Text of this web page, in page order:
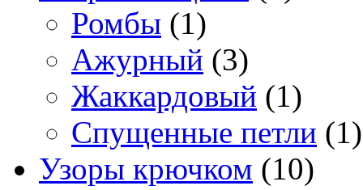
Ромбы (1)
Ажурный (3)
Жаккардовый (1)
Спущенные петли (1)
Узоры крючком (10)